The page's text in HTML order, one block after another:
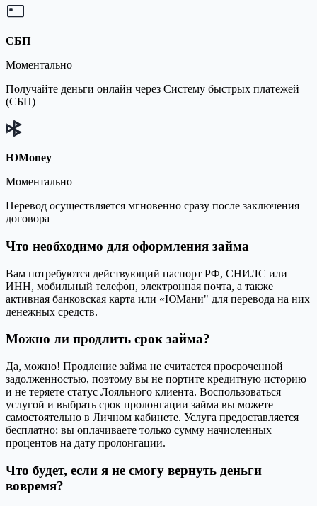
СБП
Моментально
Получайте деньги онлайн через Систему быстрых платежей
(СБП)
ЮMoney
Моментально
Перевод осуществляется мгновенно сразу после заключения
договора
Что необходимо для оформления займа
Вам потребуются действующий паспорт РФ, СНИЛС или
ИНН, мобильный телефон, электронная почта, а также
активная банковская карта или «ЮМани" для перевода на них
денежных средств.
Можно ли продлить срок займа?
Да, можно! Продление займа не считается просроченной
задолженностью, поэтому вы не портите кредитную историю
и не теряете статус Лояльного клиента. Воспользоваться
услугой и выбрать срок пролонгации займа вы можете
самостоятельно в Личном кабинете. Услуга предоставляется
бесплатно: вы оплачиваете только сумму начисленных
процентов на дату пролонгации.
Что будет, если я не смогу вернуть деньги
вовремя?